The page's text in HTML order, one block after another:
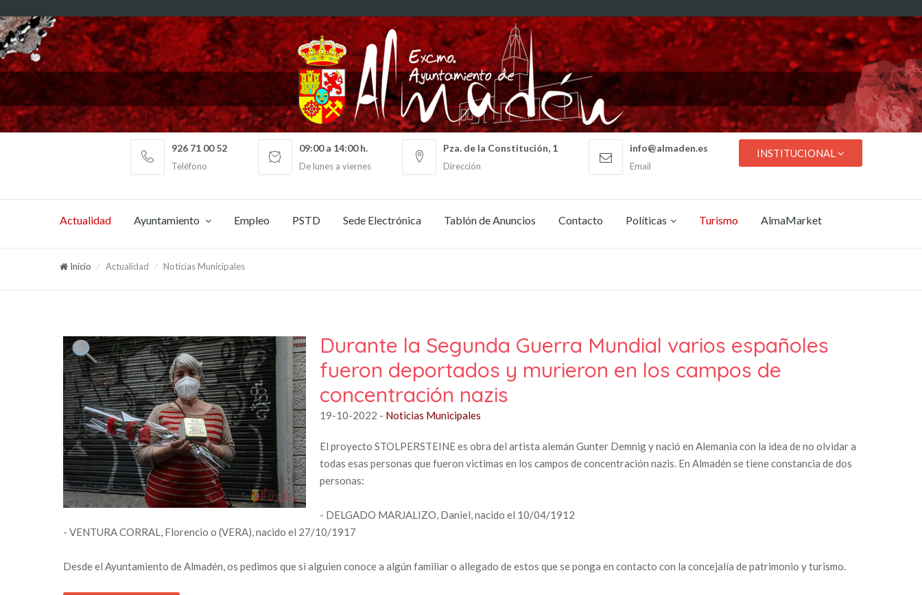
926 71 00 52
Teléfono
09:00 a 14:00 h.
De lunes a viernes
Pza. de la Constitución, 1
Dirección
info@almaden.es
Email
INSTITUCIONAL
Actualidad Ayuntamiento Empleo PSTD Sede Electrónica Tablón de Anuncios Contacto Políticas Turismo AlmaMarket
Inicio Actualidad Noticias Municipales
Durante la Segunda Guerra Mundial varios españoles
fueron deportados y murieron en los campos de
concentración nazis
19-10-2022 - Noticias Municipales
El proyecto STOLPERSTEINE es obra del artista alemán Gunter Demnig y nació en Alemania con la idea de no olvidar a
todas esas personas que fueron victimas en los campos de concentración nazis. En Almadén se tiene constancia de dos
personas:
- DELGADO MARJALIZO, Daniel, nacido el 10/04/1912
- VENTURA CORRAL, Florencio o (VERA), nacido el 27/10/1917
Desde el Ayuntamiento de Almadén, os pedimos que si alguien conoce a algún familiar o allegado de estos que se ponga en contacto con la concejalía de patrimonio y turismo.